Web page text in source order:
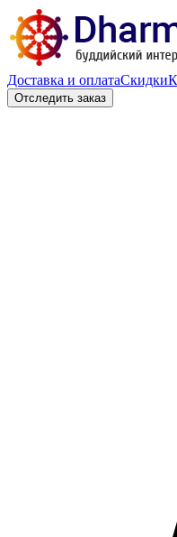
Доставка и оплатаСкидки
Отследить заказ